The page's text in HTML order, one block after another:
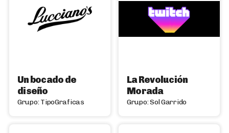
Un bocado de
diseño
Grupo: TipoGraficas
La Revolución
Morada
Grupo: Sol Garrido